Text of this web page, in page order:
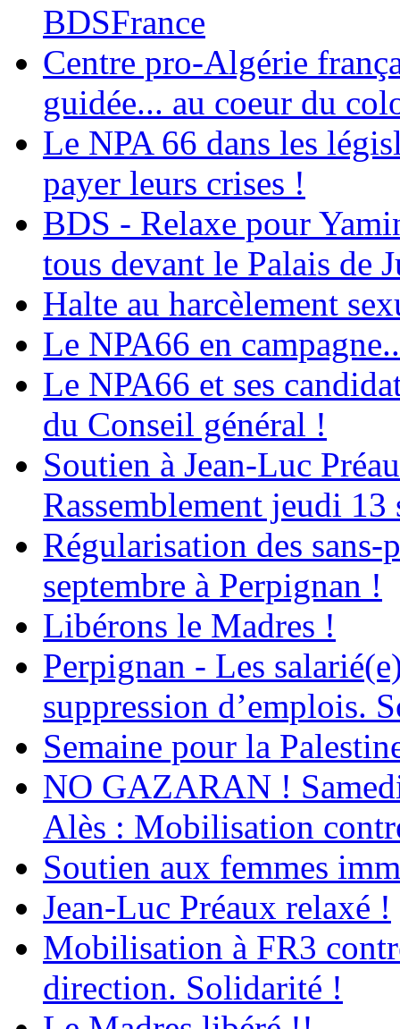
BDSFrance
Centre pro-Algérie
guidée... au coeur du
Le NPA 66 dans les
payer leurs crises !
BDS - Relaxe pour
tous devant le Palais de
Halte au harcèlement
Le NPA66 en
Le NPA66 et ses
du Conseil général !
Soutien à Jean-Luc
Rassemblement jeudi 13
Régularisation des
septembre à Perpignan !
Libérons le Madres !
Perpignan - Les
suppression d’emplois.
Semaine pour la
NO GAZARAN !
Alès : Mobilisation
Soutien aux femmes
Jean-Luc Préaux relaxé !
Mobilisation à FR3
direction. Solidarité !